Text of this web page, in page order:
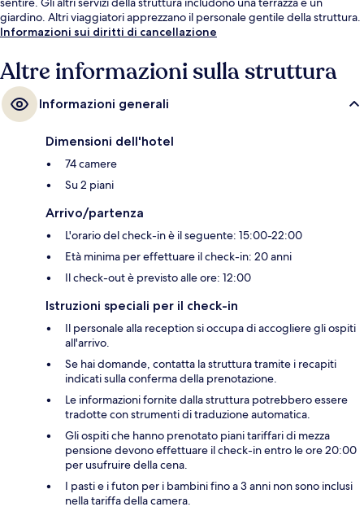
giardino. Altri viaggiatori apprezzano il personale gentile della struttura.
Informazioni sui diritti di cancellazione
Altre informazioni sulla struttura
Informazioni generali
Dimensioni dell'hotel
74 camere
Su 2 piani
Arrivo/partenza
L'orario del check-in è il seguente: 15:00-22:00
Età minima per effettuare il check-in: 20 anni
Il check-out è previsto alle ore: 12:00
Istruzioni speciali per il check-in
Il personale alla reception si occupa di accogliere gli ospiti
all'arrivo.
Se hai domande, contatta la struttura tramite i recapiti
indicati sulla conferma della prenotazione.
Le informazioni fornite dalla struttura potrebbero essere
tradotte con strumenti di traduzione automatica.
Gli ospiti che hanno prenotato piani tariffari di mezza
pensione devono effettuare il check-in entro le ore 20:00
per usufruire della cena.
I pasti e i futon per i bambini fino a 3 anni non sono inclusi
nella tariffa della camera.